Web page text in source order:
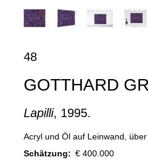
48
GOTTHARD
Lapilli, 1995.
Acryl und Öl auf Leinwand, über
Schätzung: € 400.000